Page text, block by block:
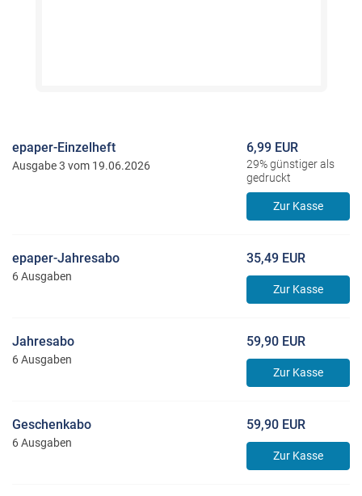
epaper-Einzelheft
Ausgabe 3 vom 19.06.2026
6,99 EUR
29% günstiger als
gedruckt
Zur Kasse
epaper-Jahresabo
6 Ausgaben
35,49 EUR
Zur Kasse
Jahresabo
6 Ausgaben
59,90 EUR
Zur Kasse
Geschenkabo
6 Ausgaben
59,90 EUR
Zur Kasse